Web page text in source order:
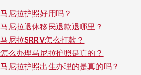
马尼拉护照好用吗？
马尼拉退休移民退款退哪里？
马尼拉SRRV怎么打款？
怎么办理马尼拉护照是真的？
马尼拉护照出生办理的是真的吗？